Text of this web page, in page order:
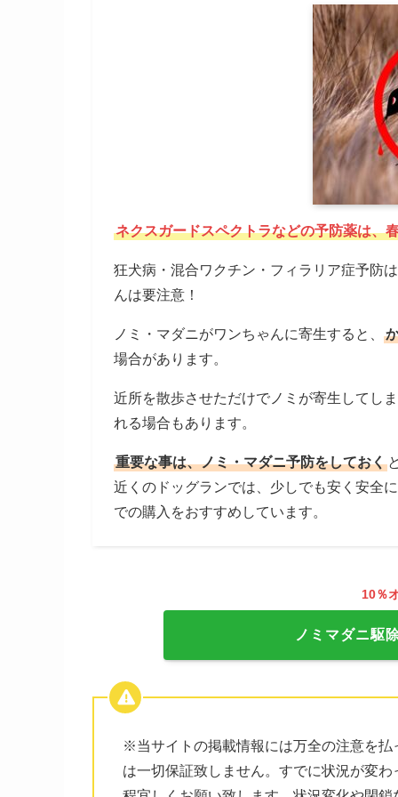
ネクスガードスペクトラなどの予防薬は、
狂犬病・混合ワクチン・フィラリア症予防
んは要注意！
ノミ・マダニがワンちゃんに寄生すると、
場合があります。
近所を散歩させただけでノミが寄生してし
れる場合もあります。
重要な事は、ノミ・マダニ予防をしておく
近くのドッグランでは、少しでも安く安全
での購入をおすすめしています。
10％
ノミマダニ駆
※当サイトの掲載情報には万全の注意を
は一切保証致しません。すでに状況が変